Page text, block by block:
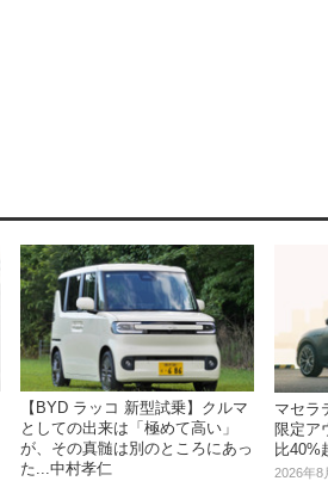
【BYD ラッコ 新型試乗】クルマ
としての出来は「極めて高い」
が、その真髄は別のところにあっ
た...中村孝仁
マセラ
限定ア
比40%
2026年8